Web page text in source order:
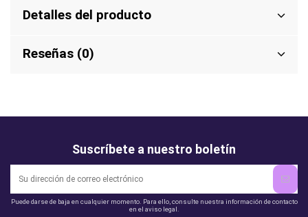
Detalles del producto
Reseñas (0)
Suscríbete a nuestro boletín
Puede darse de baja en cualquier momento. Para ello, consulte nuestra información de contacto
en el aviso legal.